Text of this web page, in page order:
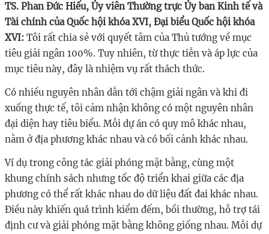
TS. Phan Đức Hiếu, Ủy viên Thường trực Ủy ban Kinh tế và
Tài chính của Quốc hội khóa XVI, Đại biểu Quốc hội khóa
XVI: Tôi rất chia sẻ với quyết tâm của Thủ tướng về mục
tiêu giải ngân 100%. Tuy nhiên, từ thực tiễn và áp lực của
mục tiêu này, đây là nhiệm vụ rất thách thức.
Có nhiều nguyên nhân dẫn tới chậm giải ngân và khi đi
xuống thực tế, tôi cảm nhận không có một nguyên nhân
đại diện hay tiêu biểu. Mỗi dự án có quy mô khác nhau,
nằm ở địa phương khác nhau và có bối cảnh khác nhau.
Ví dụ trong công tác giải phóng mặt bằng, cùng một
khung chính sách nhưng tốc độ triển khai giữa các địa
phương có thể rất khác nhau do dữ liệu đất đai khác nhau.
Điều này khiến quá trình kiểm đếm, bồi thường, hỗ trợ tái
định cư và giải phóng mặt bằng không giống nhau. Mỗi dự